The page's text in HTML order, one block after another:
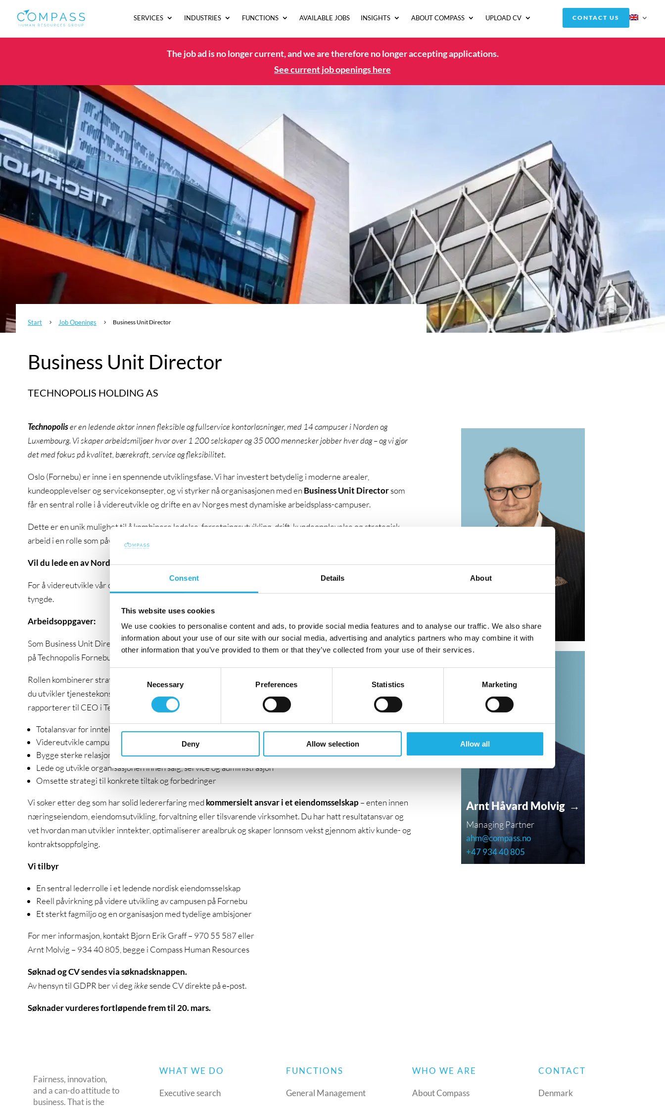
Consent Details About
This website uses cookies
We use cookies to personalise content and ads, to provide social media features and to analyse our traffic. We also share
information about your use of our site with our social media, advertising and analytics partners who may combine it with
other information that you’ve provided to them or that they’ve collected from your use of their services.
Necessary Preferences Statistics Marketing
Deny Allow selection Allow all
SERVICES INDUSTRIES FUNCTIONS AVAILABLE JOBS INSIGHTS ABOUT COMPASS UPLOAD CV CONTACT US
The job ad is no longer current, and we are therefore no longer accepting applications.
See current job openings here
Start 5 Job Openings 5 Business Unit Director
Business Unit Director
TECHNOPOLIS HOLDING AS
Technopoliser en ledende aktør innen fleksible og fullservice kontorløsninger, med 14 campuser i Norden og
Luxembourg. Vi skaper arbeidsmiljøer hvor over 1 200 selskaper og 35 000 mennesker jobber hver dag – og vi gjør
det med fokus på kvalitet, bærekraft, service og fleksibilitet.
Oslo (Fornebu) er inne i en spennende utviklingsfase. Vi har investert betydelig i moderne arealer,
kundeopplevelser og servicekonsepter, og vi styrker nå organisasjonen med en Business Unit Directorsom
får en sentral rolle i å videreutvikle og drifte en av Norges mest dynamiske arbeidsplass-campuser.
Dette er en unik mulighet til å kombinere ledelse, forretningsutvikling, drift, kundeopplevelse og strategisk
arbeid i en rolle som påvirker hele campusens utvikling.
Vil du lede en av Nordens mest moderne kontor-campusoperasjoner?
For å videreutvikle vår campus på Fornebu søker vi nå en
tyngde.
Arbeidsoppgaver:
Som Business Unit Director får du helhetsansvar for kommersiell utvikling, drift, økonomi og kundeopplevelse
på Technopolis Fornebu. Du leder den norske organisasjonen og har fullt P&L-ansvar for campusen.
Rollen kombinerer strategi og operativ gjennomføring. Du jobber tett på leietakere og ansatte, samtidig som
du utvikler tjenestekonsepter, optimaliserer arealer og sikrer lønnsomhet og videre vekst. Stillingen
rapporterer til CEO i Technopolis.
Totalansvar for inntekter, budsjett og lønnsomhet
Videreutvikle campusens kommersielle potensial og arealutnyttelse
Bygge sterke relasjoner til leietakere og sikre høy kundetilfredshet
Lede og utvikle organisasjonen innen salg, service og administrasjon
Omsette strategi til konkrete tiltak og forbedringer
Vi søker etter deg som har solid ledererfaring med kommersielt ansvar i et eiendomsselskap– enten innen
næringseiendom, eiendomsutvikling, forvaltning eller tilsvarende virksomhet. Du har hatt resultatansvar og
vet hvordan man utvikler inntekter, optimaliserer arealbruk og skaper lønnsom vekst gjennom aktiv kunde- og
kontraktsoppfølging.
Vi tilbyr
En sentral lederrolle i et ledende nordisk eiendomsselskap
Reell påvirkning på videre utvikling av campusen på Fornebu
Et sterkt fagmiljø og en organisasjon med tydelige ambisjoner
For mer informasjon, kontakt Bjørn Erik Graff – 970 55 587 eller
Arnt Molvig – 934 40 805, begge i Compass Human Resources
Søknad og CV sendes via søknadsknappen.
Av hensyn til GDPR ber vi deg ikke sende CV direkte på e‑post.
Søknader vurderes fortløpende frem til 20. mars.
Bjørn Erik Graff →
+47 970 55 587
Arnt Håvard Molvig →
Managing Partner
ahm@compass.no
+47 934 40 805
Fairness, innovation,
and a can-do attitude to
business. That is the
WHAT WE DO
Executive search
FUNCTIONS
General Management
WHO WE ARE
About Compass
CONTACT
Denmark